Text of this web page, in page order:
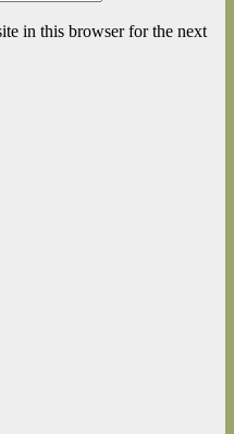
in this browser for the next